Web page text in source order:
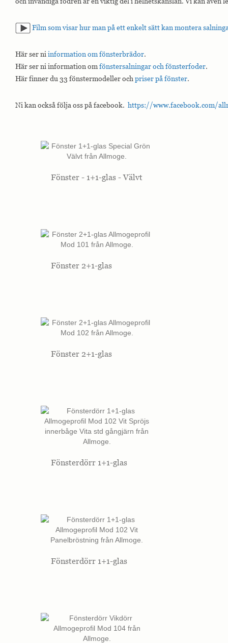
Film som visar hur man på ett enkelt sätt kan montera
Här ser niinformation om fönsterbrädor.
Här ser ni information omfönstersalningar och fönsterfoder.
Här finner du 33 fönstermodeller ochpriser på fönster.
Ni kan också följa oss på facebook. https://www.facebook.com/
Fönster - 1+1-glas - Välvt
Fönster 2+1-glas
Fönster 2+1-glas
Fönsterdörr 1+1-glas
Fönsterdörr 1+1-glas